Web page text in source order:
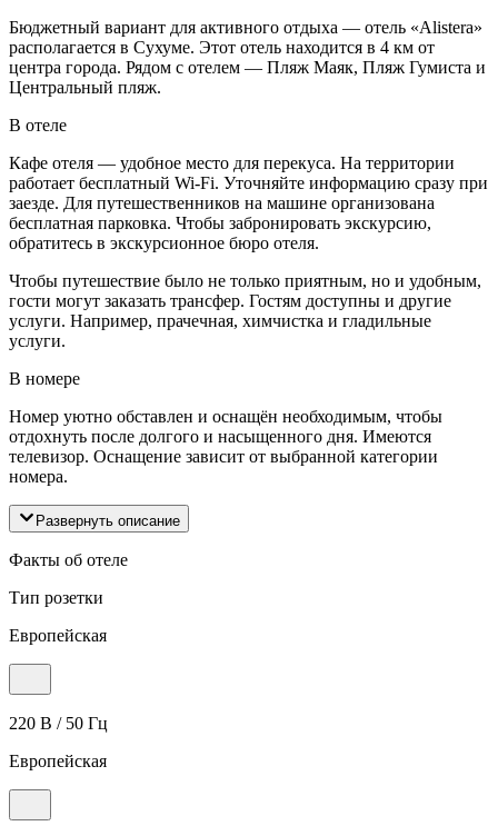
Бюджетный вариант для активного отдыха — отель «Alistera»
располагается в Сухуме. Этот отель находится в 4 км от
центра города. Рядом с отелем — Пляж Маяк, Пляж Гумиста и
Центральный пляж.
В отеле
Кафе отеля — удобное место для перекуса. На территории
работает бесплатный Wi-Fi. Уточняйте информацию сразу при
заезде. Для путешественников на машине организована
бесплатная парковка. Чтобы забронировать экскурсию,
обратитесь в экскурсионное бюро отеля.
Чтобы путешествие было не только приятным, но и удобным,
гости могут заказать трансфер. Гостям доступны и другие
услуги. Например, прачечная, химчистка и гладильные
услуги.
В номере
Номер уютно обставлен и оснащён необходимым, чтобы
отдохнуть после долгого и насыщенного дня. Имеются
телевизор. Оснащение зависит от выбранной категории
номера.
Развернуть описание
Факты об отеле
Тип розетки
Европейская
220 В / 50 Гц
Европейская